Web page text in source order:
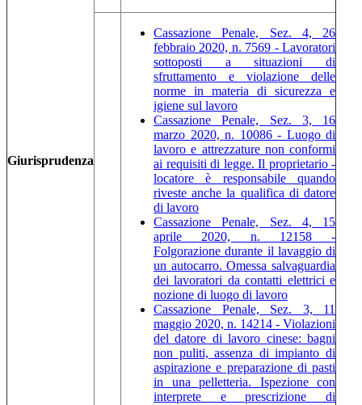
Giurisprudenza
Cassazione Penale, Sez. 4, 26
febbraio 2020, n. 7569 - Lavoratori
sottoposti a situazioni di
sfruttamento e violazione delle
norme in materia di sicurezza e
igiene sul lavoro
Cassazione Penale, Sez. 3, 16
marzo 2020, n. 10086 - Luogo di
lavoro e attrezzature non conformi
ai requisiti di legge. Il proprietario -
locatore è responsabile quando
riveste anche la qualifica di datore
di lavoro
Cassazione Penale, Sez. 4, 15
aprile 2020, n. 12158 -
Folgorazione durante il lavaggio di
un autocarro. Omessa salvaguardia
dei lavoratori da contatti elettrici e
nozione di luogo di lavoro
Cassazione Penale, Sez. 3, 11
maggio 2020, n. 14214 - Violazioni
del datore di lavoro cinese: bagni
non puliti, assenza di impianto di
aspirazione e preparazione di pasti
in una pelletteria. Ispezione con
interprete e prescrizione di